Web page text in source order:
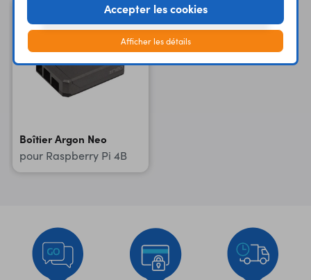
Boîtier Argon Neo
pour Raspberry Pi 4B
Accepter les cookies
Afficher les détails